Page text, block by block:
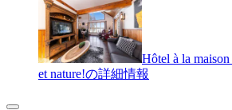
Hôtel à la
et nature!の詳細情報